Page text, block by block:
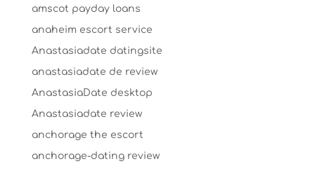
amscot payday loans
anaheim escort service
Anastasiadate datingsite
anastasiadate de review
AnastasiaDate desktop
Anastasiadate review
anchorage the escort
anchorage-dating review